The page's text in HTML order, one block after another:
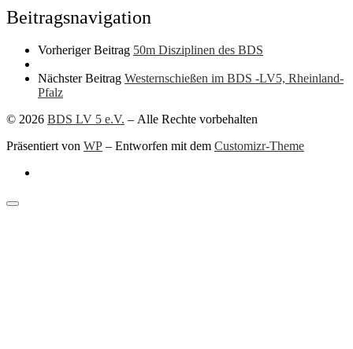
Beitragsnavigation
Vorheriger Beitrag 50m Disziplinen des BDS
Nächster Beitrag Westernschießen im BDS -LV5, Rheinland-
Pfalz
© 2026 BDS LV 5 e.V. – Alle Rechte vorbehalten
Präsentiert von WP – Entworfen mit dem Customizr-Theme